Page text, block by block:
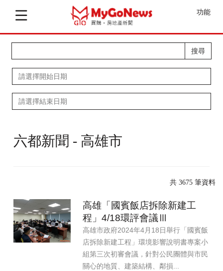
功能
搜尋
六都新聞 - 高雄市
共 3675 筆資料
高雄「國賓飯店拆除新建工
程」4/18環評會議Ⅲ
高雄市政府2024年4月18日舉行「國賓飯
店拆除新建工程」環境影響說明書專案小
組第三次初審會議，針對公民團體與市民
關心的地質、建築結構、鄰損...